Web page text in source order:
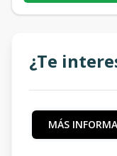
¿Te
MÁS